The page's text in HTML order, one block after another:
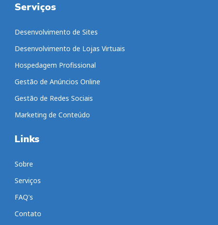
Serviços
Desenvolvimento de Sites
Desenvolvimento de Lojas Virtuais
Hospedagem Profissional
Gestão de Anúncios Online
Gestão de Redes Sociais
Marketing de Conteúdo
Links
Sobre
Serviços
FAQ's
Contato